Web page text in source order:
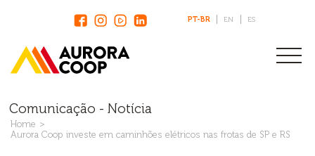
PT-BR EN ES
Comunicação - Notícia
Home
Aurora Coop investe em caminhões elétricos nas frotas de SP e RS